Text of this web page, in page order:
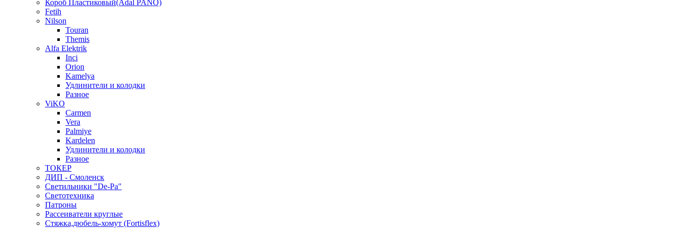
Короб Пластиковый(Adal PANO)
Fetih
Nilson
Touran
Themis
Alfa Elektrik
Inci
Orion
Kamelya
Удлинители и колодки
Разное
ViKO
Carmen
Vera
Palmiye
Kardelen
Удлинители и колодки
Разное
ТОКЕР
ДИП - Смоленск
Светильники "De-Pa"
Светотехника
Патроны
Рассеиватели круглые
Стяжка,дюбель-хомут (Fortisflex)